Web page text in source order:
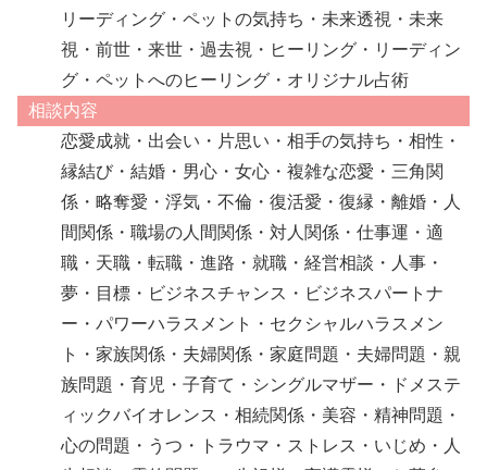
リーディング・ペットの気持ち・未来透視・未来
視・前世・来世・過去視・ヒーリング・リーディン
グ・ペットへのヒーリング・オリジナル占術
相談内容
恋愛成就・出会い・片思い・相手の気持ち・相性・
縁結び・結婚・男心・女心・複雑な恋愛・三角関
係・略奪愛・浮気・不倫・復活愛・復縁・離婚・人
間関係・職場の人間関係・対人関係・仕事運・適
職・天職・転職・進路・就職・経営相談・人事・
夢・目標・ビジネスチャンス・ビジネスパートナ
ー・パワーハラスメント・セクシャルハラスメン
ト・家族関係・夫婦関係・家庭問題・夫婦問題・親
族問題・育児・子育て・シングルマザー・ドメステ
ィックバイオレンス・相続関係・美容・精神問題・
心の問題・うつ・トラウマ・ストレス・いじめ・人